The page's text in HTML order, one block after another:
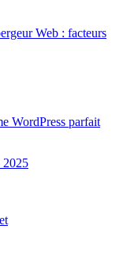
Web : facteurs
WordPress parfait
2025